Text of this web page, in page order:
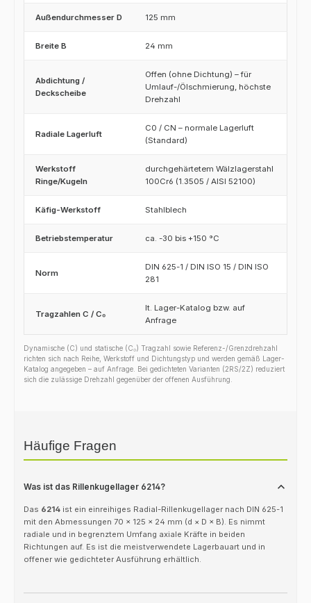
Außendurchmesser D 125 mm
Breite B 24 mm
Abdichtung /
Deckscheibe
Offen (ohne Dichtung) – für
Umlauf-/Ölschmierung, höchste
Drehzahl
Radiale Lagerluft
C0 / CN – normale Lagerluft
(Standard)
Werkstoff
Ringe/Kugeln
durchgehärtetem Wälzlagerstahl
100Cr6 (1.3505 / AISI 52100)
Käfig-Werkstoff Stahlblech
Betriebstemperatur ca. -30 bis +150 °C
Norm
DIN 625-1 / DIN ISO 15 / DIN ISO
281
Tragzahlen C / C₀
lt. Lager-Katalog bzw. auf
Anfrage
Dynamische (C) und statische (C₀) Tragzahl sowie Referenz-/Grenzdrehzahl
richten sich nach Reihe, Werkstoff und Dichtungstyp und werden gemäß Lager-
Katalog angegeben – auf Anfrage. Bei gedichteten Varianten (2RS/2Z) reduziert
sich die zulässige Drehzahl gegenüber der offenen Ausführung.
Häufige Fragen
Was ist das Rillenkugellager 6214?
Das 6214ist ein einreihiges Radial-Rillenkugellager nach DIN 625-1
mit den Abmessungen 70 × 125 × 24 mm (d × D × B). Es nimmt
radiale und in begrenztem Umfang axiale Kräfte in beiden
Richtungen auf. Es ist die meistverwendete Lagerbauart und in
offener wie gedichteter Ausführung erhältlich.